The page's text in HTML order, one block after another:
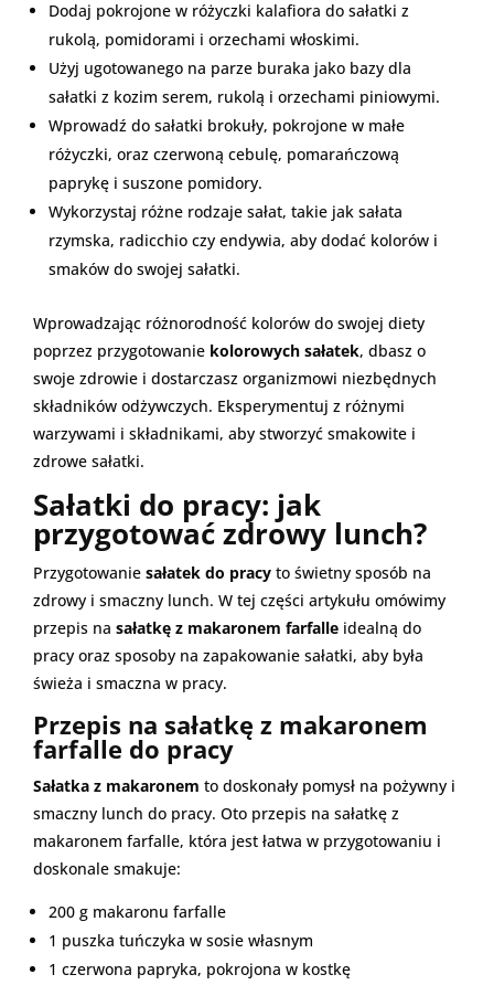
Dodaj pokrojone w różyczki kalafiora do sałatki z
rukolą, pomidorami i orzechami włoskimi.
Użyj ugotowanego na parze buraka jako bazy dla
sałatki z kozim serem, rukolą i orzechami piniowymi.
Wprowadź do sałatki brokuły, pokrojone w małe
różyczki, oraz czerwoną cebulę, pomarańczową
paprykę i suszone pomidory.
Wykorzystaj różne rodzaje sałat, takie jak sałata
rzymska, radicchio czy endywia, aby dodać kolorów i
smaków do swojej sałatki.
Wprowadzając różnorodność kolorów do swojej diety
poprzez przygotowanie kolorowych sałatek, dbasz o
swoje zdrowie i dostarczasz organizmowi niezbędnych
składników odżywczych. Eksperymentuj z różnymi
warzywami i składnikami, aby stworzyć smakowite i
zdrowe sałatki.
Sałatki do pracy: jak
przygotować zdrowy lunch?
Przygotowanie sałatek do pracy to świetny sposób na
zdrowy i smaczny lunch. W tej części artykułu omówimy
przepis na sałatkę z makaronem farfalle idealną do
pracy oraz sposoby na zapakowanie sałatki, aby była
świeża i smaczna w pracy.
Przepis na sałatkę z makaronem
farfalle do pracy
Sałatka z makaronem to doskonały pomysł na pożywny i
smaczny lunch do pracy. Oto przepis na sałatkę z
makaronem farfalle, która jest łatwa w przygotowaniu i
doskonale smakuje:
200 g makaronu farfalle
1 puszka tuńczyka w sosie własnym
1 czerwona papryka, pokrojona w kostkę